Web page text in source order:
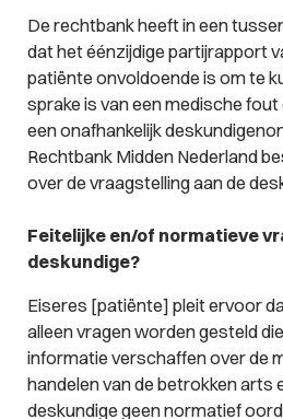
De rechtbank heeft in een
dat het éénzijdige partijrapport
patiënte onvoldoende is om te
sprake is van een medische
een onafhankelijk
Rechtbank Midden Nederland
over de vraagstelling aan de
Feitelijke en/of normatieve
deskundige?
Eiseres [patiënte] pleit ervoor
alleen vragen worden gesteld
informatie verschaffen over de
handelen van de betrokken arts
deskundige geen normatief